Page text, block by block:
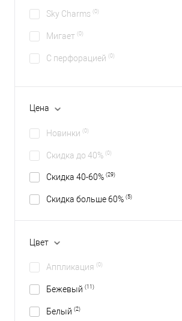
Sky Charms (0)
Мигает (0)
С перфорацией (0)
Цена
Новинки (0)
Скидка до 40% (0)
Скидка 40-60% (29)
Скидка больше 60% (5)
Цвет
Аппликация (0)
Бежевый (11)
Белый (2)